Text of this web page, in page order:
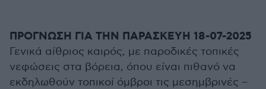
ΠΡΟΓΝΩΣΗ ΓΙΑ ΤΗΝ ΠΑΡΑΣΚΕΥΗ 18-07-2025
Γενικά αίθριος καιρός, με παροδικές τοπικές
νεφώσεις στα βόρεια, όπου είναι πιθανό να
εκδηλωθούν τοπικοί όμβροι τις μεσημβρινές –